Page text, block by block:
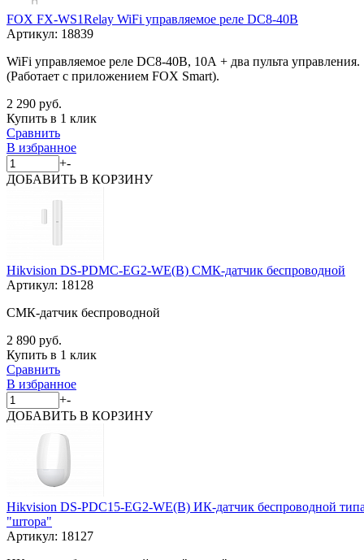
FOX FX-WS1Relay WiFi управляемое реле DC8-40В
Артикул: 18839
WiFi управляемое реле DC8-40В, 10А + два пульта управления.
(Работает c приложением FOX Smart).
2 290 руб.
Купить в 1 клик
Сравнить
В избранное
+-
ДОБАВИТЬ В КОРЗИНУ
Hikvision DS-PDMC-EG2-WE(B) СМК-датчик беспроводной
Артикул: 18128
СМК-датчик беспроводной
2 890 руб.
Купить в 1 клик
Сравнить
В избранное
+-
ДОБАВИТЬ В КОРЗИНУ
Hikvision DS-PDC15-EG2-WE(B) ИК-датчик беспроводной
"штора"
Артикул: 18127